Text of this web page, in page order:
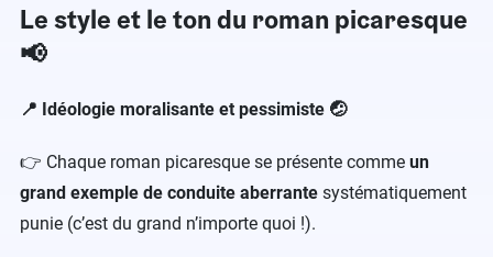
Le style et le ton du roman picaresque
📢
📍 Idéologie moralisante et pessimiste 🤕
👉 Chaque roman picaresque se présente comme un
grand exemple de conduite aberrante systématiquement
punie (c’est du grand n’importe quoi !).